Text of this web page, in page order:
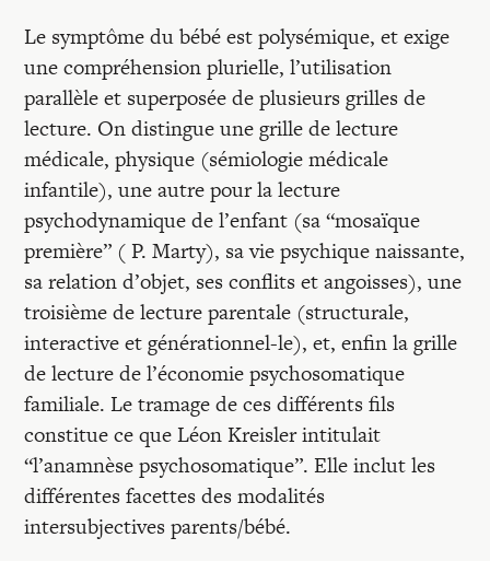
Le symptôme du bébé est polysémique, et exige
une compréhension plurielle, l’utilisation
parallèle et superposée de plusieurs grilles de
lecture. On distingue une grille de lecture
médicale, physique (sémiologie médicale
infantile), une autre pour la lecture
psychodynamique de l’enfant (sa “mosaïque
première” ( P. Marty), sa vie psychique naissante,
sa relation d’objet, ses conflits et angoisses), une
troisième de lecture parentale (structurale,
interactive et générationnel-le), et, enfin la grille
de lecture de l’économie psychosomatique
familiale. Le tramage de ces différents fils
constitue ce que Léon Kreisler intitulait
“l’anamnèse psychosomatique”. Elle inclut les
différentes facettes des modalités
intersubjectives parents/bébé.